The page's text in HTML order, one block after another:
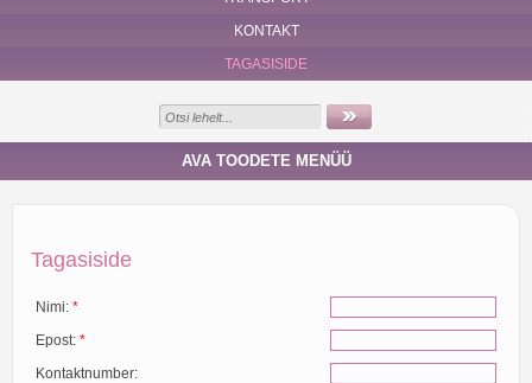
KONTAKT
TAGASISIDE
AVA TOODETE MENÜÜ
Tagasiside
Nimi: *
Epost: *
Kontaktnumber: